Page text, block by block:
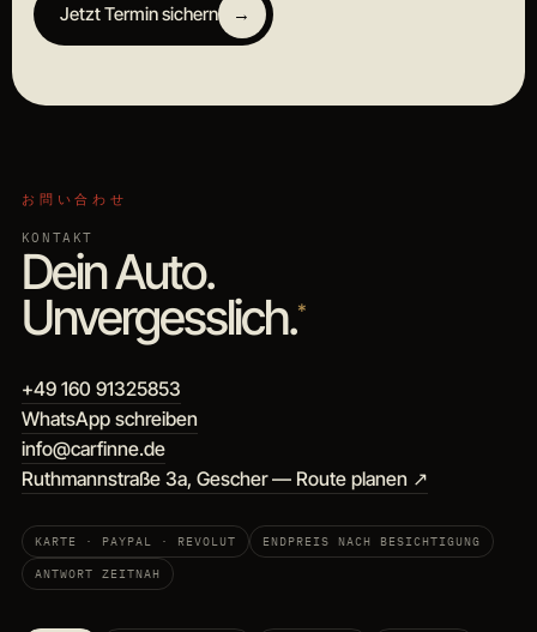
Jetzt Termin sichern →
お問い合わせ
KONTAKT
Dein Auto.
Unvergesslich.*
+49 160 91325853
WhatsApp schreiben
info@carfinne.de
Ruthmannstraße 3a, Gescher — Route planen ↗
KARTE · PAYPAL · REVOLUT ENDPREIS NACH BESICHTIGUNG
ANTWORT ZEITNAH